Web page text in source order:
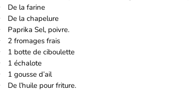
De la farine
De la chapelure
Paprika Sel, poivre.
2fromages frais
1 botte de ciboulette
1 échalote
1 gousse d’ail
De l’huile pour friture.